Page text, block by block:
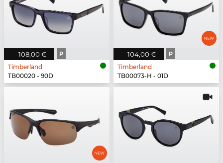
108,00 € P
Timberland
TB00020 - 90D
104,00 € P
Timberland
TB00073-H - 01D